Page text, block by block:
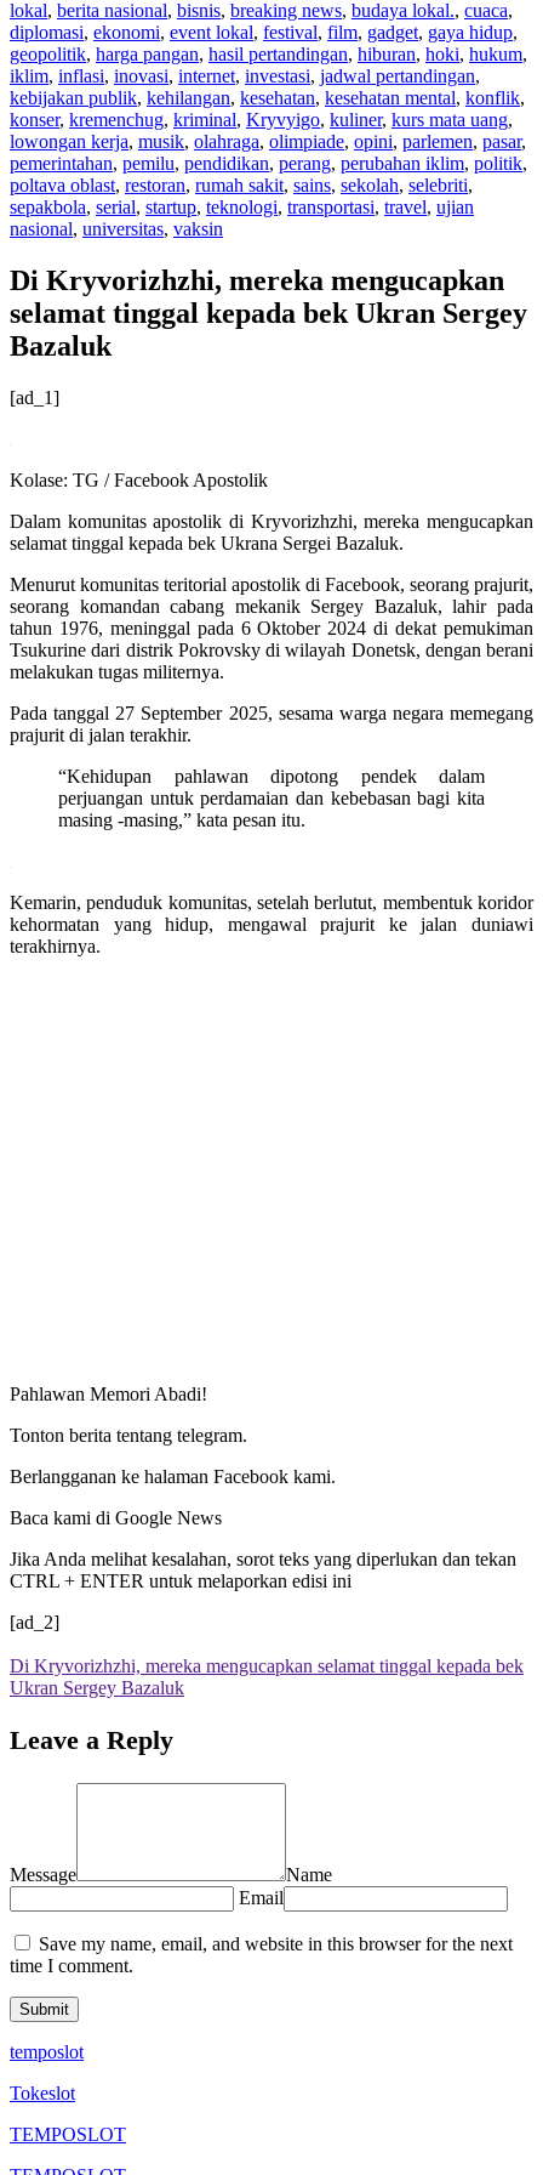
lokal, berita nasional, bisnis, breaking news, budaya lokal., cuaca,
diplomasi, ekonomi, event lokal, festival, film, gadget, gaya hidup,
geopolitik, harga pangan, hasil pertandingan, hiburan, hoki, hukum,
iklim, inflasi, inovasi, internet, investasi, jadwal pertandingan,
kebijakan publik, kehilangan, kesehatan, kesehatan mental, konflik,
konser, kremenchug, kriminal, Kryvyigo, kuliner, kurs mata uang,
lowongan kerja, musik, olahraga, olimpiade, opini, parlemen, pasar,
pemerintahan, pemilu, pendidikan, perang, perubahan iklim, politik,
poltava oblast, restoran, rumah sakit, sains, sekolah, selebriti,
sepakbola, serial, startup, teknologi, transportasi, travel, ujian
nasional, universitas, vaksin
Di Kryvorizhzhi, mereka mengucapkan
selamat tinggal kepada bek Ukran Sergey
Bazaluk
[ad_1]
Kolase: TG / Facebook Apostolik
Dalam komunitas apostolik di Kryvorizhzhi, mereka mengucapkan
selamat tinggal kepada bek Ukrana Sergei Bazaluk.
Menurut komunitas teritorial apostolik di Facebook, seorang prajurit,
seorang komandan cabang mekanik Sergey Bazaluk, lahir pada
tahun 1976, meninggal pada 6 Oktober 2024 di dekat pemukiman
Tsukurine dari distrik Pokrovsky di wilayah Donetsk, dengan berani
melakukan tugas militernya.
Pada tanggal 27 September 2025, sesama warga negara memegang
prajurit di jalan terakhir.
“Kehidupan pahlawan dipotong pendek dalam
perjuangan untuk perdamaian dan kebebasan bagi kita
masing -masing,” kata pesan itu.
Kemarin, penduduk komunitas, setelah berlutut, membentuk koridor
kehormatan yang hidup, mengawal prajurit ke jalan duniawi
terakhirnya.
Pahlawan Memori Abadi!
Tonton berita tentang telegram.
Berlangganan ke halaman Facebook kami.
Baca kami di Google News
Jika Anda melihat kesalahan, sorot teks yang diperlukan dan tekan
CTRL + ENTER untuk melaporkan edisi ini
[ad_2]
Di Kryvorizhzhi, mereka mengucapkan selamat tinggal kepada bek
Ukran Sergey Bazaluk
Leave a Reply
Message
Name
Email
Save my name, email, and website in this browser for the next
time I comment.
temposlot
Tokeslot
TEMPOSLOT